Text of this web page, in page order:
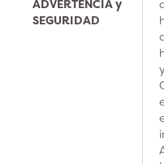
ADVERTENCIA y
SEGURIDAD